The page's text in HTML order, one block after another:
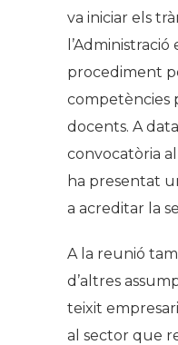
va iniciar els
procediment
competències
docents. A
convocatòria
ha presentat
a acreditar la
A la reunió
d’altres
teixit
al sector que